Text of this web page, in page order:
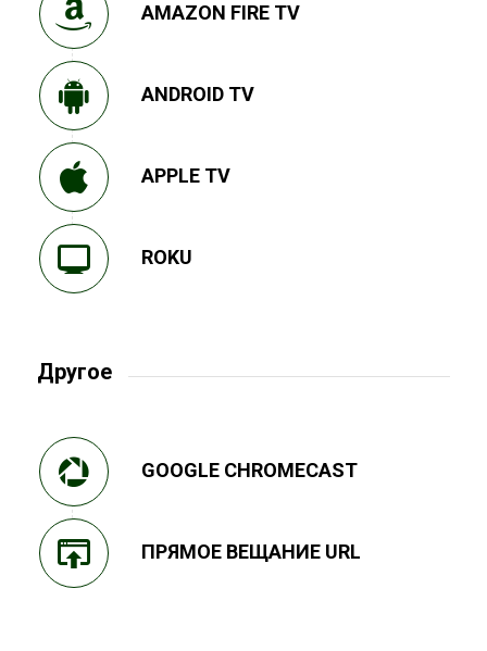
AMAZON FIRE TV
ANDROID TV
APPLE TV
ROKU
Другое
GOOGLE CHROMECAST
ПРЯМОЕ ВЕЩАНИЕ URL